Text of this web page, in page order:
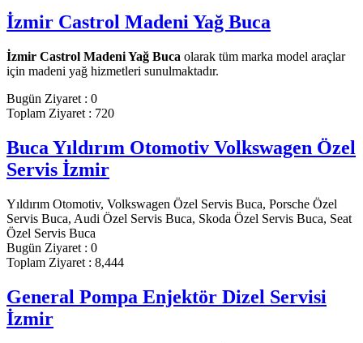
İzmir Castrol Madeni Yağ Buca
İzmir Castrol Madeni Yağ Buca olarak tüm marka model araçlar
için madeni yağ hizmetleri sunulmaktadır.
Bugün Ziyaret : 0
Toplam Ziyaret : 720
Buca Yıldırım Otomotiv Volkswagen Özel
Servis İzmir
Yıldırım Otomotiv, Volkswagen Özel Servis Buca, Porsche Özel
Servis Buca, Audi Özel Servis Buca, Skoda Özel Servis Buca, Seat
Özel Servis Buca
Bugün Ziyaret : 0
Toplam Ziyaret : 8,444
General Pompa Enjektör Dizel Servisi
İzmir